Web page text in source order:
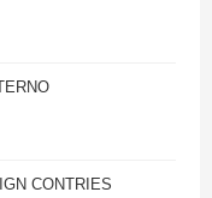
CONTRIES